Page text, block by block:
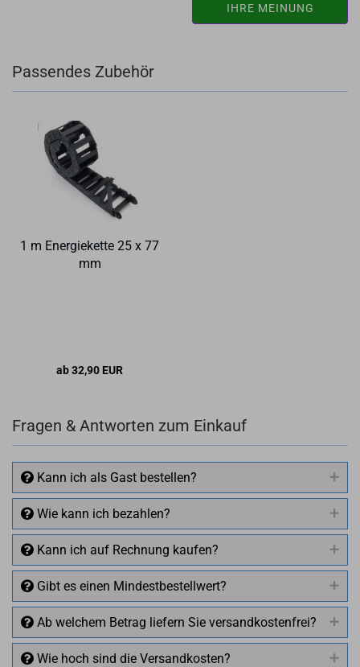
IHRE MEINUNG
Passendes Zubehör
1 m En­er­gie­ket­te 25 x 77
mm
ab 32,90 EUR
Fragen & Antworten zum Einkauf
Kann ich als Gast bestellen?
Wie kann ich bezahlen?
Kann ich auf Rechnung kaufen?
Gibt es einen Mindestbestellwert?
Ab welchem Betrag liefern Sie versandkostenfrei?
Wie hoch sind die Versandkosten?